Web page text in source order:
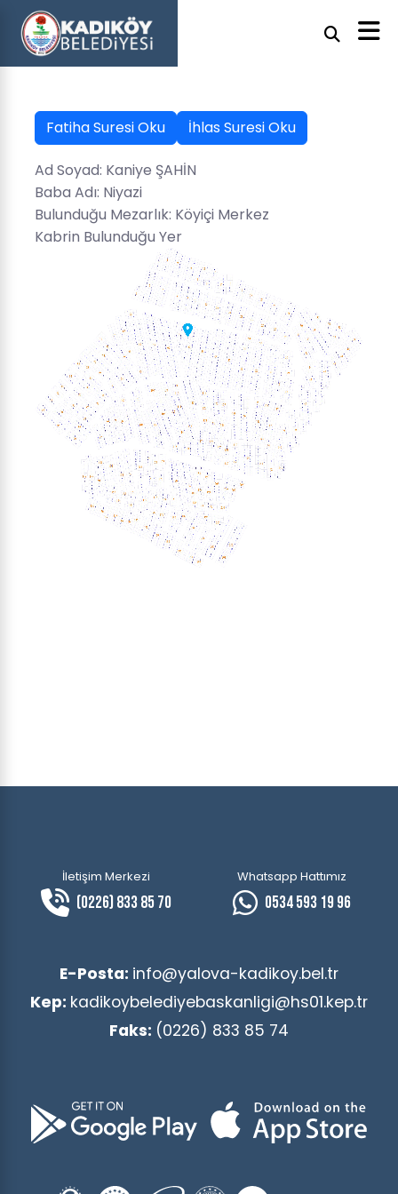
Fatiha Suresi Oku İhlas Suresi Oku
Ad Soyad: Kaniye ŞAHİN
Baba Adı: Niyazi
Bulunduğu Mezarlık: Köyiçi Merkez
Kabrin Bulunduğu Yer
İletişim Merkezi
(0226) 833 85 70
Whatsapp Hattımız
0534 593 19 96
E-Posta: info@yalova-kadikoy.bel.tr
Kep: kadikoybelediyebaskanligi@hs01.kep.tr
Faks: (0226) 833 85 74